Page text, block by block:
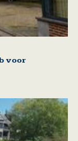
voor